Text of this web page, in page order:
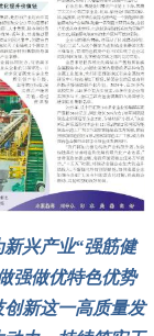
兴产业“强筋健
强做优特色优势
新这一高质量发